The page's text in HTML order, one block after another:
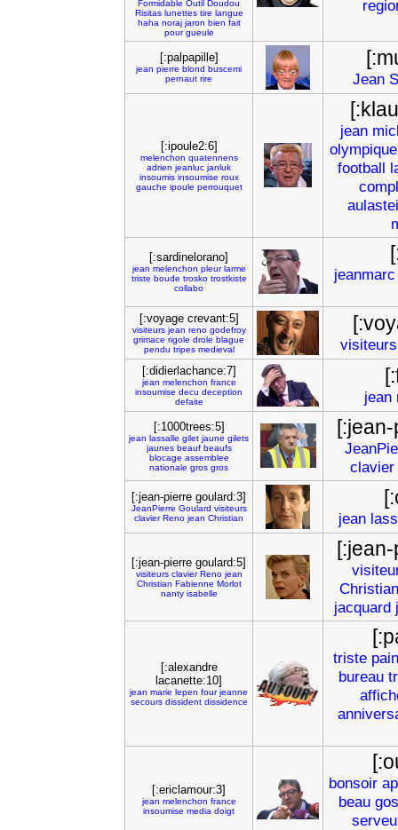
Formidable Outil Doudou
Risitas lunettes tire langue
haha noraj jaron bien fait
pour gueule
[:palpapille]
jean pierre blond buscemi
pernaut rire Jean
[:ipoule2:6]
melenchon quatennens
adrien jeanluc janluk
insoumis insoumise roux
gauche ipoule perrouquet
jean
olympique
football
[:sardinelorano]
jean melenchon pleur larme
triste boude trosko trostkiste
collabo
jeanmarc
[:voyage crevant:5]
visiteurs jean reno godefroy
grimace rigole drole blague
pendu tripes medieval visiteurs
[:didierlachance:7]
jean melenchon france
insoumise decu deception
defaite
jean
[:1000trees:5]
jean lassalle gilet jaune gilets
jaunes beauf beaufs
blocage assemblee
nationale gros gros
clavier
[:jean-pierre goulard:3]
JeanPierre Goulard visiteurs
clavier Reno jean Christian jean
[:jean-pierre goulard:5]
visiteurs clavier Reno jean
Christian Fabienne Morlot
nanty isabelle
Christian
jacquard
[:alexandre
lacanette:10]
jean marie lepen four jeanne
secours dissident dissidence
triste
bureau
[:ericlamour:3]
jean melenchon france
insoumise media doigt
bonsoir
beau